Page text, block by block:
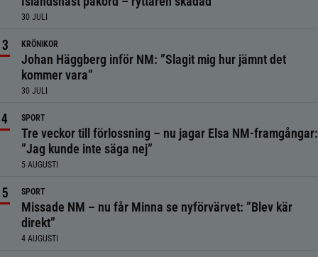
30 JULI
KRÖNIKOR
Johan Häggberg inför NM: ”Slagit mig hur jämnt det
kommer vara”
30 JULI
SPORT
Tre veckor till förlossning – nu jagar Elsa NM-framgångar:
”Jag kunde inte säga nej”
5 AUGUSTI
SPORT
Missade NM – nu får Minna se nyförvärvet: ”Blev kär
direkt”
4 AUGUSTI